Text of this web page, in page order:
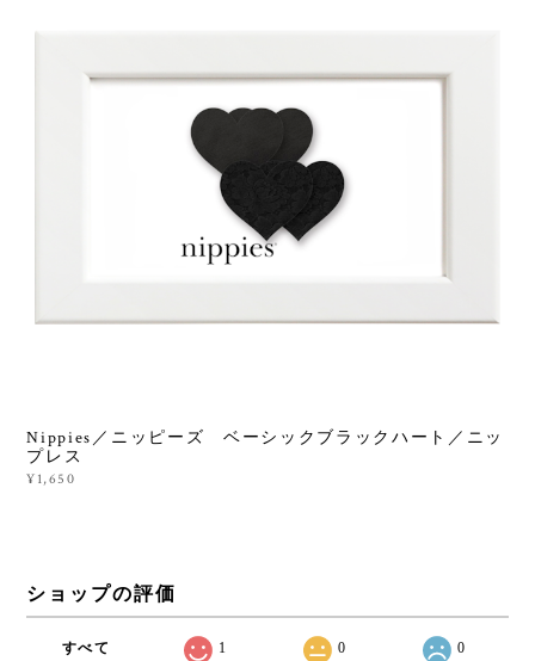
Nippies／ニッピーズ ベーシックブラックハート／ニッ
プレス
¥1,650
ショップの評価
すべて 1 0 0